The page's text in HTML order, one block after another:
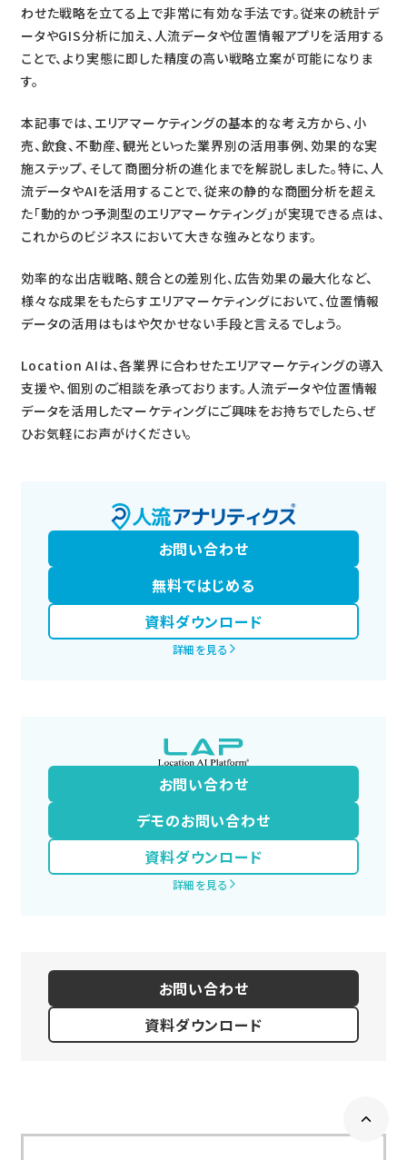
わせた戦略を立てる上で非常に有効な手法です。従来の統計デ
ータやGIS分析に加え、人流データや位置情報アプリを活用する
ことで、より実態に即した精度の高い戦略立案が可能になりま
す。
本記事では、エリアマーケティングの基本的な考え方から、小
売、飲食、不動産、観光といった業界別の活用事例、効果的な実
施ステップ、そして商圏分析の進化までを解説しました。特に、人
流データやAIを活用することで、従来の静的な商圏分析を超え
た「動的かつ予測型のエリアマーケティング」が実現できる点は、
これからのビジネスにおいて大きな強みとなります。
効率的な出店戦略、競合との差別化、広告効果の最大化など、
様々な成果をもたらすエリアマーケティングにおいて、位置情報
データの活用はもはや欠かせない手段と言えるでしょう。
Location AIは、各業界に合わせたエリアマーケティングの導入
支援や、個別のご相談を承っております。人流データや位置情報
データを活用したマーケティングにご興味をお持ちでしたら、ぜ
ひお気軽にお声がけください。
お問い合わせ
無料ではじめる
資料ダウンロード
詳細を見る
お問い合わせ
デモのお問い合わせ
資料ダウンロード
詳細を見る
お問い合わせ
資料ダウンロード